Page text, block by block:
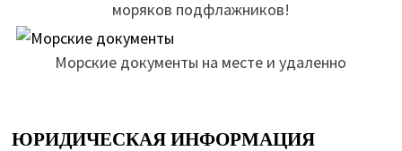
моряков подфлажников!
Морские документы на месте и удаленно
ЮРИДИЧЕСКАЯ ИНФОРМАЦИЯ